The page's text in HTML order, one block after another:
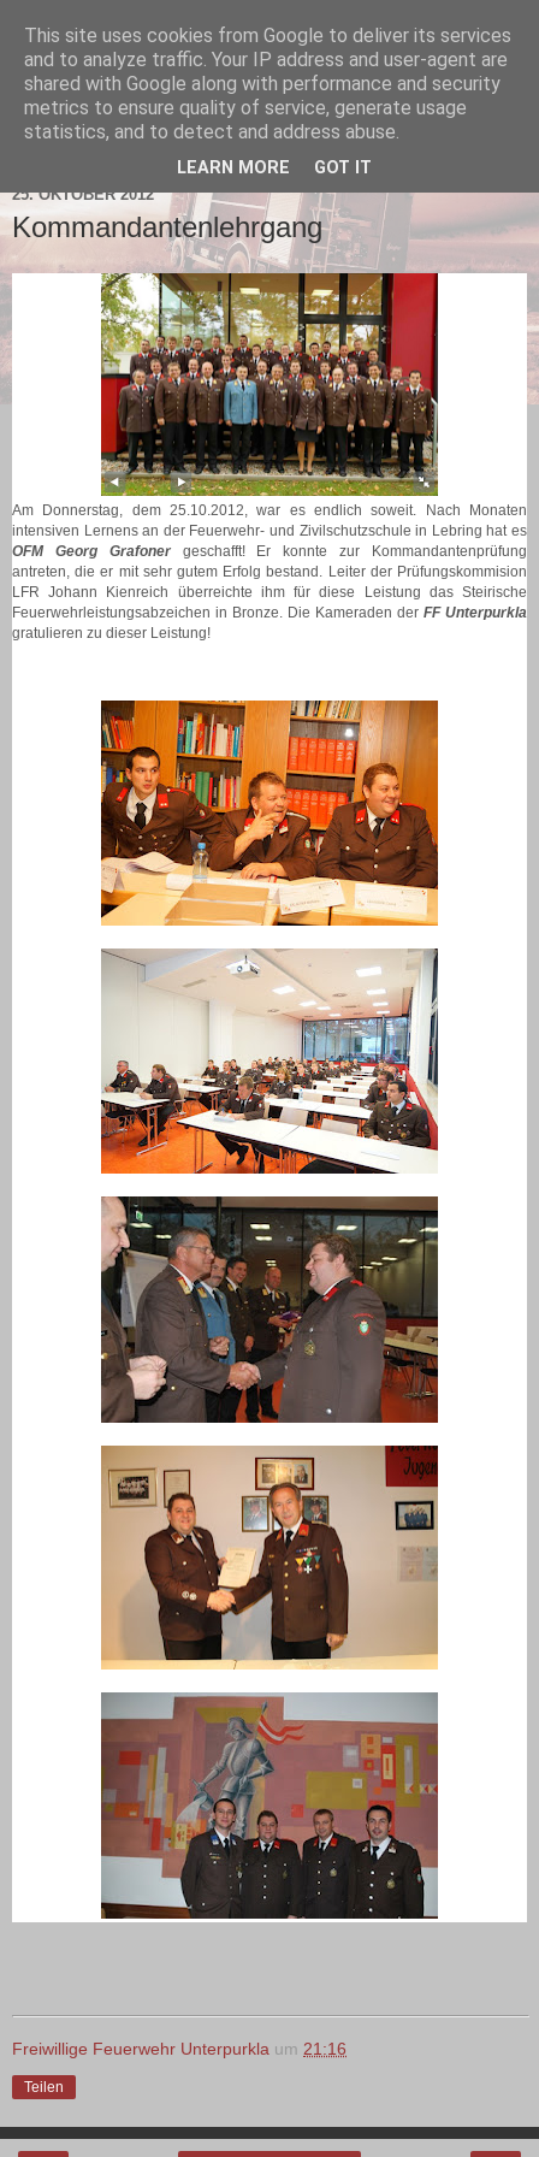
25. OKTOBER 2012
Kommandantenlehrgang
Am Donnerstag, dem 25.10.2012, war es endlich soweit. Nach Monaten
intensiven Lernens an der Feuerwehr- und Zivilschutzschule in Lebring hat es
OFM Georg Grafonergeschafft! Er konnte zur Kommandantenprüfung
antreten, die er mit sehr gutem Erfolg bestand. Leiter der Prüfungskommision
LFR Johann Kienreich überreichte ihm für diese Leistung das Steirische
Feuerwehrleistungsabzeichen in Bronze. Die Kameraden der FF Unterpurkla
gratulieren zu dieser Leistung!
Freiwillige Feuerwehr Unterpurkla um 21:16
Teilen
This site uses cookies from Google to deliver its services
and to analyze traffic. Your IP address and user-agent are
shared with Google along with performance and security
metrics to ensure quality of service, generate usage
statistics, and to detect and address abuse.
LEARN MORE GOT IT